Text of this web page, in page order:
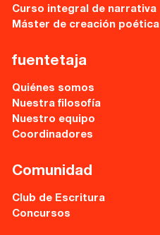
Recursos
Directorios
Guía Rápida
Curso integral de narrativa
Máster de creación poética
fuentetaja
Quiénes somos
Nuestra filosofía
Nuestro equipo
Coordinadores
Comunidad
Club de Escritura
Concursos